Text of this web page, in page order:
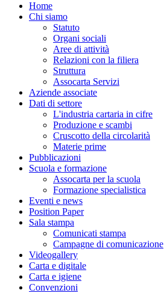
Home
Chi siamo
Statuto
Organi sociali
Aree di attività
Relazioni con la filiera
Struttura
Assocarta Servizi
Aziende associate
Dati di settore
L'industria cartaria in cifre
Produzione e scambi
Cruscotto della circolarità
Materie prime
Pubblicazioni
Scuola e formazione
Assocarta per la scuola
Formazione specialistica
Eventi e news
Position Paper
Sala stampa
Comunicati stampa
Campagne di comunicazione
Videogallery
Carta e digitale
Carta e igiene
Convenzioni